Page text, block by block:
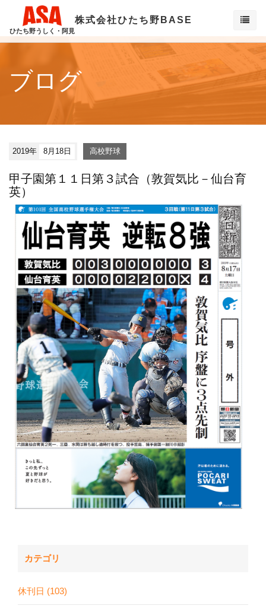
ひたち野うしく・阿見
株式会社ひたち野BASE
ブログ
2019年 8月18日 高校野球
甲子園第１１日第３試合（敦賀気比－仙台育
英）
カテゴリ
休刊日 (103)